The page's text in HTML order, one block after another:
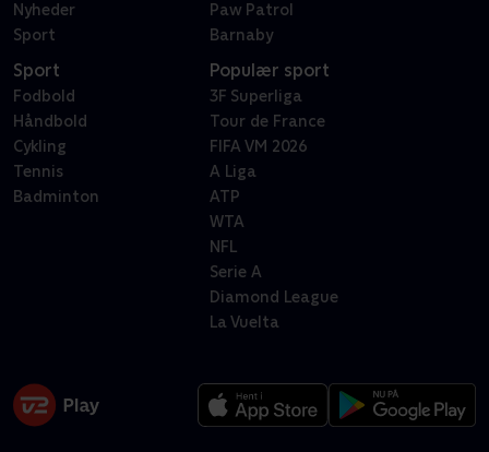
Nyheder
Sport
Paw Patrol
Barnaby
Sport
Fodbold
Håndbold
Cykling
Tennis
Badminton
Populær sport
3F Superliga
Tour de France
FIFA VM 2026
A Liga
ATP
WTA
NFL
Serie A
Diamond League
La Vuelta